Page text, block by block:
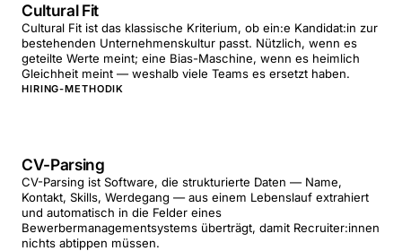
Cultural Fit
Cultural Fit ist das klassische Kriterium, ob ein:e Kandidat:in zur
bestehenden Unternehmenskultur passt. Nützlich, wenn es
geteilte Werte meint; eine Bias-Maschine, wenn es heimlich
Gleichheit meint — weshalb viele Teams es ersetzt haben.
HIRING-METHODIK
CV-Parsing
CV-Parsing ist Software, die strukturierte Daten — Name,
Kontakt, Skills, Werdegang — aus einem Lebenslauf extrahiert
und automatisch in die Felder eines
Bewerbermanagementsystems überträgt, damit Recruiter:innen
nichts abtippen müssen.